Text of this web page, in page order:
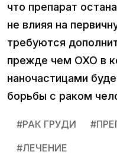
что препарат
не влияя на
требуются
прежде чем OXO в
наночастицами
борьбы с раком
#РАК ГРУДИ #
#ЛЕЧЕНИЕ